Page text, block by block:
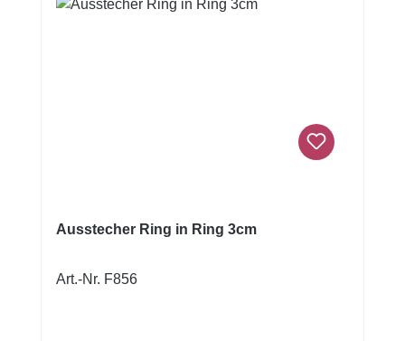
Ausstecher Ring in Ring 3cm
Art.-Nr. F856